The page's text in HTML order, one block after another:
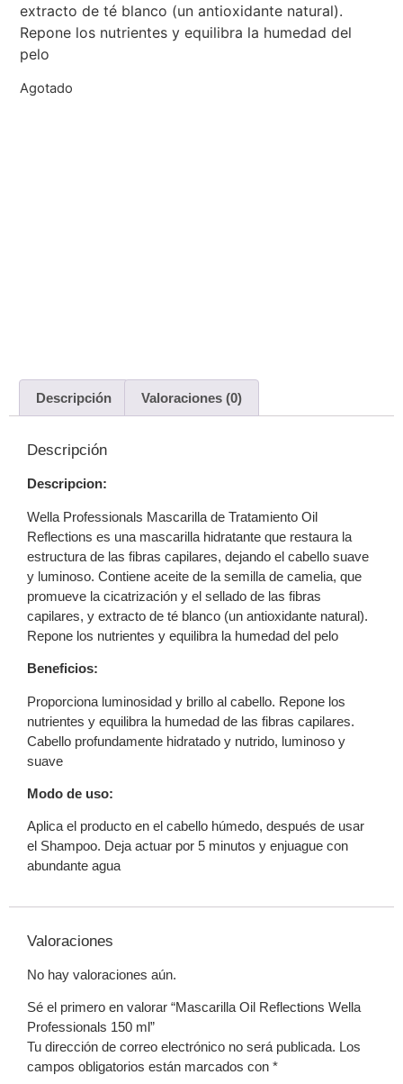
extracto de té blanco (un antioxidante natural).
Repone los nutrientes y equilibra la humedad del
pelo
Agotado
Descripción Valoraciones (0)
Descripción
Descripcion:
Wella Professionals Mascarilla de Tratamiento Oil
Reflections es una mascarilla hidratante que restaura la
estructura de las fibras capilares, dejando el cabello suave
y luminoso. Contiene aceite de la semilla de camelia, que
promueve la cicatrización y el sellado de las fibras
capilares, y extracto de té blanco (un antioxidante natural).
Repone los nutrientes y equilibra la humedad del pelo
Beneficios:
Proporciona luminosidad y brillo al cabello. Repone los
nutrientes y equilibra la humedad de las fibras capilares.
Cabello profundamente hidratado y nutrido, luminoso y
suave
Modo de uso:
Aplica el producto en el cabello húmedo, después de usar
el Shampoo. Deja actuar por 5 minutos y enjuague con
abundante agua
Valoraciones
No hay valoraciones aún.
Sé el primero en valorar “Mascarilla Oil Reflections Wella
Professionals 150 ml”
Tu dirección de correo electrónico no será publicada. Los
campos obligatorios están marcados con *